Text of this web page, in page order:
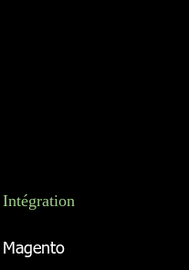
Intégration
Magento